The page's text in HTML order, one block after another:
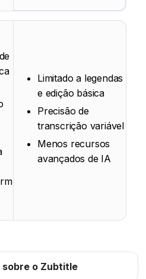
Limitado a legendas
e edição básica
Precisão de
transcrição variável
Menos recursos
avançados de IA
sobre o Zubtitle